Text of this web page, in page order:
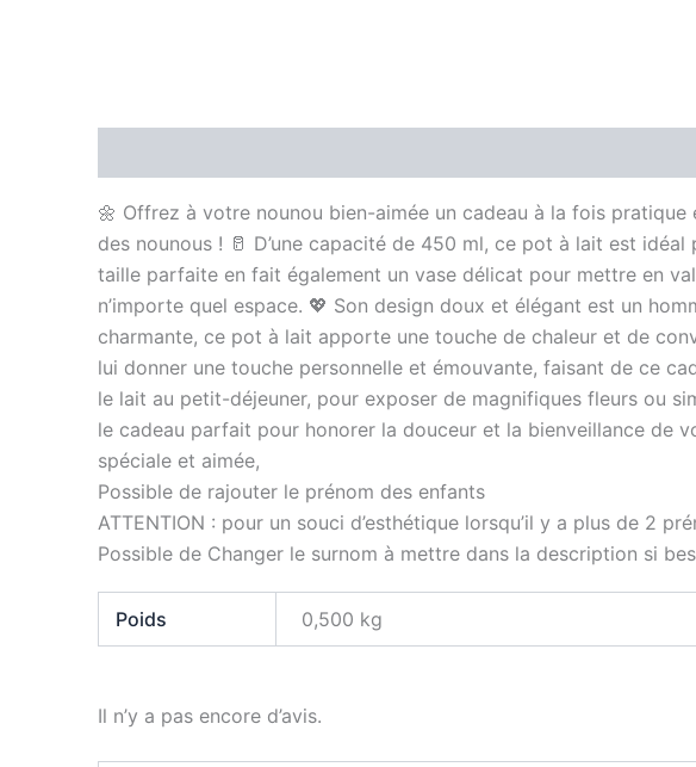
🌼 Offrez à votre nounou bien-aimée un cadeau à la fois
des nounous ! 🥛 D’une capacité de 450 ml, ce pot à lait est
taille parfaite en fait également un vase délicat pour mettre en
n’importe quel espace. 💖 Son design doux et élégant est un
charmante, ce pot à lait apporte une touche de chaleur et de
lui donner une touche personnelle et émouvante, faisant de ce
le lait au petit-déjeuner, pour exposer de magnifiques fleurs ou
le cadeau parfait pour honorer la douceur et la bienveillance de
spéciale et aimée,
Possible de rajouter le prénom des enfants
ATTENTION : pour un souci d’esthétique lorsqu’il y a plus de 2
Possible de Changer le surnom à mettre dans la description si
Poids 0,500 kg
Il n’y a pas encore d’avis.